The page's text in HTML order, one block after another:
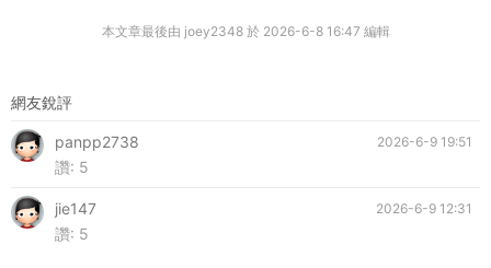
本文章最後由 joey2348 於 2026-6-8 16:47 編輯
網友銳評
2026-6-9 19:51
panpp2738
讚: 5
2026-6-9 12:31
jie147
讚: 5